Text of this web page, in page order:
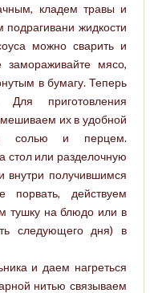
кладем травы и
жидкости
можно сварить и
мясо,
в бумагу. Теперь
Для приготовления
их в удобной
солью и перцем.
стол или разделочную
внутри получившимся
действуем
тушку на блюдо или в
следующего дня) в
и даем нагреться
нитью связываем